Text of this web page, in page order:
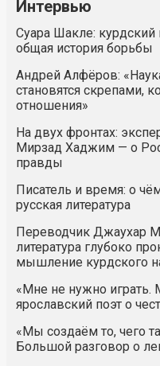
Интервью
Суара Шакле:
общая история борьбы
Андрей Алфёров:
становятся скрепами,
отношения»
На двух фронтах:
Мирзад Хаджим — о
правды
Писатель и время: о
русская литература
Переводчик Джаухар
литература глубоко
мышление курдского
«Мне не нужно
ярославский поэт о
«Мы создаём то, чего
Большой разговор о